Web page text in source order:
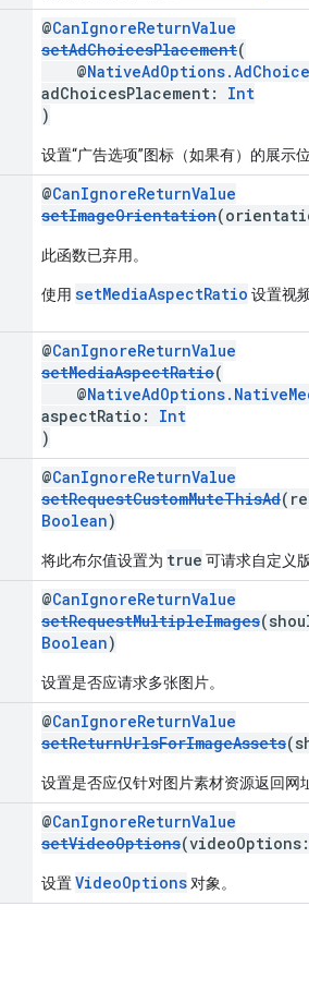
@CanIgnoreReturnValue
setAdChoicesPlacement(
@
adChoicesPlacement: Int
)
设置“广告选项”图标（如果有）的展示位
@CanIgnoreReturnValue
setImageOrientation
此函数已弃用。
使用 setMediaAspectRatio 设置视
@CanIgnoreReturnValue
setMediaAspectRatio(
@
aspectRatio: Int
)
@CanIgnoreReturnValue
setRequestCustomMuteThisAd
Boolean)
将此布尔值设置为 true 可请求自定义
@CanIgnoreReturnValue
setRequestMultipleImages
Boolean)
设置是否应请求多张图片。
@CanIgnoreReturnValue
setReturnUrlsForImageAssets
设置是否应仅针对图片素材资源返回网
@CanIgnoreReturnValue
setVideoOptions(videoOptions:
设置VideoOptions 对象。